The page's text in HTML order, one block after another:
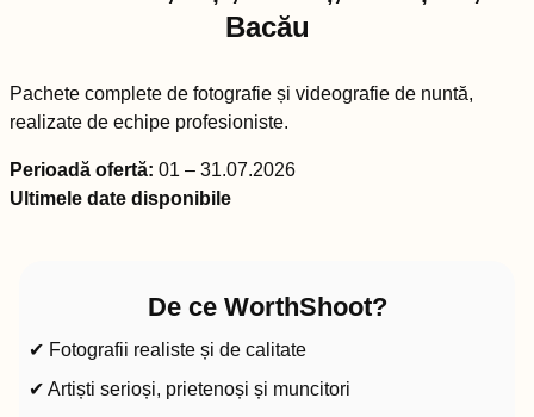
Bacău
Pachete complete de fotografie și videografie de nuntă,
realizate de echipe profesioniste.
Perioadă ofertă: 01 – 31.07.2026
Ultimele date disponibile
De ce WorthShoot?
✔ Fotografii realiste și de calitate
✔ Artiști serioși, prietenoși și muncitori